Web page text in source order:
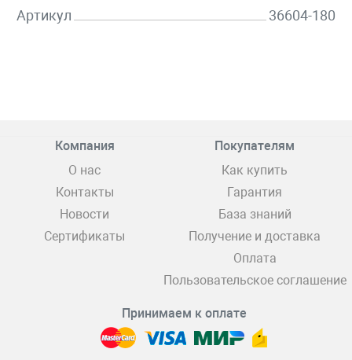
Артикул
36604-180
Компания
О нас
Контакты
Новости
Сертификаты
Покупателям
Как купить
Гарантия
База знаний
Получение и доставка
Оплата
Пользовательское соглашение
Принимаем к оплате